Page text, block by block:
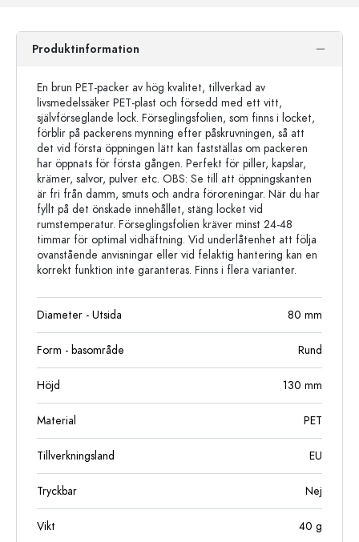
Produktinformation
En brun PET-packer av hög kvalitet, tillverkad av
livsmedelssäker PET-plast och försedd med ett vitt,
självförseglande lock. Förseglingsfolien, som finns i locket,
förblir på packerens mynning efter påskruvningen, så att
det vid första öppningen lätt kan fastställas om packeren
har öppnats för första gången. Perfekt för piller, kapslar,
krämer, salvor, pulver etc. OBS: Se till att öppningskanten
är fri från damm, smuts och andra föroreningar. När du har
fyllt på det önskade innehållet, stäng locket vid
rumstemperatur. Förseglingsfolien kräver minst 24-48
timmar för optimal vidhäftning. Vid underlåtenhet att följa
ovanstående anvisningar eller vid felaktig hantering kan en
korrekt funktion inte garanteras. Finns i flera varianter.
Diameter - Utsida 80 mm
Form - basområde Rund
Höjd 130 mm
Material PET
Tillverkningsland EU
Tryckbar Nej
Vikt 40 g